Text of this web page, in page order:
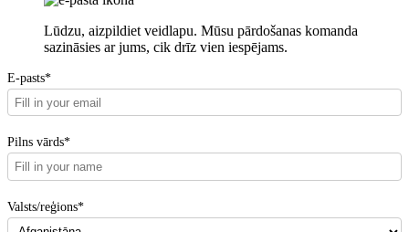
Lūdzu, aizpildiet veidlapu. Mūsu pārdošanas komanda
sazināsies ar jums, cik drīz vien iespējams.
E-pasts*
Pilns vārds*
Valsts/reģions*